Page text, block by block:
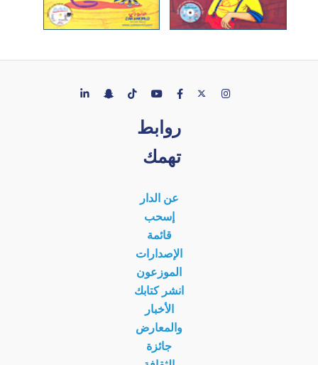
روابط
تهمك
عن الدار
إسحب
قائمة
الإصدارات
الموزعون
انشر كتابك
الأخبار
والمعارض
جائزة